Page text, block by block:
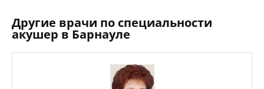
Другие врачи по специальности
акушер в Барнауле